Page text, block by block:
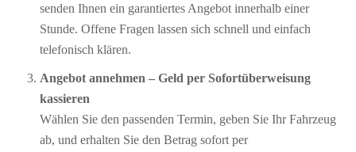
senden Ihnen ein garantiertes Angebot innerhalb einer
Stunde. Offene Fragen lassen sich schnell und einfach
telefonisch klären.
Angebot annehmen – Geld per Sofort­überweisung
kassieren
Wählen Sie den passenden Termin, geben Sie Ihr Fahrzeug
ab, und erhalten Sie den Betrag sofort per